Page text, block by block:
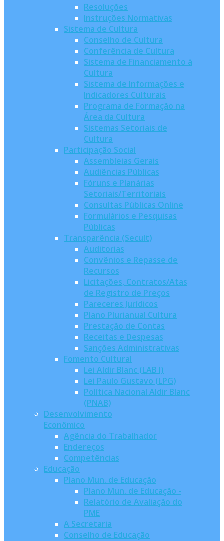
Resoluções
Instruções Normativas
Sistema de Cultura
Conselho de Cultura
Conferência de Cultura
Sistema de Financiamento à
Cultura
Sistema de Informações e
Indicadores Culturais
Programa de Formação na
Área da Cultura
Sistemas Setoriais de
Cultura
Participação Social
Assembleias Gerais
Audiências Públicas
Fóruns e Planárias
Setoriais/Territoriais
Consultas Públicas Online
Formulários e Pesquisas
Públicas
Transparência (Secult)
Auditorias
Convênios e Repasse de
Recursos
Licitações, Contratos/Atas
de Registro de Preços
Pareceres Jurídicos
Plano Plurianual Cultura
Prestação de Contas
Receitas e Despesas
Sanções Administrativas
Fomento Cultural
Lei Aldir Blanc (LAB I)
Lei Paulo Gustavo (LPG)
Política Nacional Aldir Blanc
(PNAB)
Desenvolvimento
Econômico
Agência do Trabalhador
Endereços
Competências
Educação
Plano Mun. de Educação
Plano Mun. de Educação -
Relatório de Avaliação do
PME
A Secretaria
Conselho de Educação